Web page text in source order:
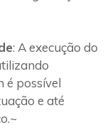
: A execução do
é possível
e até